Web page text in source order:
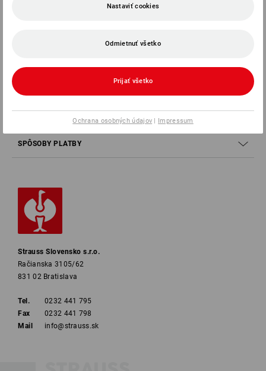
SPÔSOBY PLATBY
Strauss Slovensko s.r.o.
Račianska 3105/62
831 02 Bratislava
Tel.
0232 441 795
Fax
0232 441 798
Mail
info@strauss.sk
Nastaviť cookies
Odmietnuť všetko
Prijať všetko
Ochrana osobných údajov | Impressum